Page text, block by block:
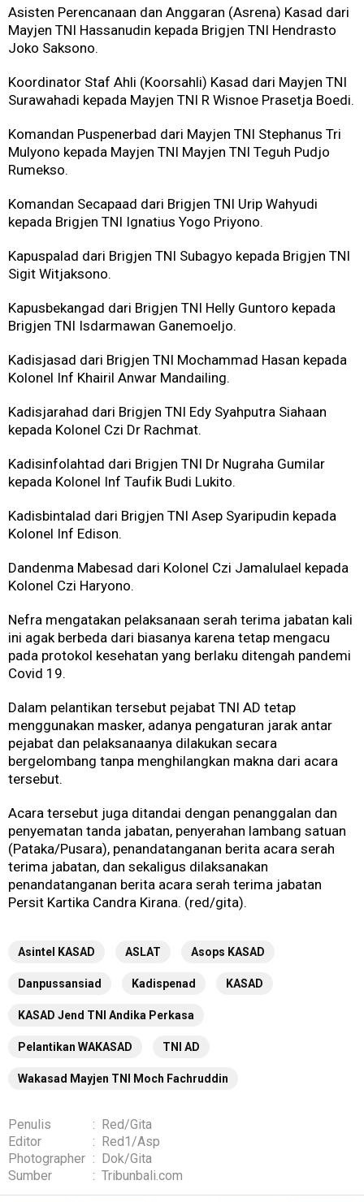
Asisten Perencanaan dan Anggaran (Asrena) Kasad dari
Mayjen TNI Hassanudin kepada Brigjen TNI Hendrasto
Joko Saksono.
Koordinator Staf Ahli (Koorsahli) Kasad dari Mayjen TNI
Surawahadi kepada Mayjen TNI R Wisnoe Prasetja Boedi.
Komandan Puspenerbad dari Mayjen TNI Stephanus Tri
Mulyono kepada Mayjen TNI Mayjen TNI Teguh Pudjo
Rumekso.
Komandan Secapaad dari Brigjen TNI Urip Wahyudi
kepada Brigjen TNI Ignatius Yogo Priyono.
Kapuspalad dari Brigjen TNI Subagyo kepada Brigjen TNI
Sigit Witjaksono.
Kapusbekangad dari Brigjen TNI Helly Guntoro kepada
Brigjen TNI Isdarmawan Ganemoeljo.
Kadisjasad dari Brigjen TNI Mochammad Hasan kepada
Kolonel Inf Khairil Anwar Mandailing.
Kadisjarahad dari Brigjen TNI Edy Syahputra Siahaan
kepada Kolonel Czi Dr Rachmat.
Kadisinfolahtad dari Brigjen TNI Dr Nugraha Gumilar
kepada Kolonel Inf Taufik Budi Lukito.
Kadisbintalad dari Brigjen TNI Asep Syaripudin kepada
Kolonel Inf Edison.
Dandenma Mabesad dari Kolonel Czi Jamalulael kepada
Kolonel Czi Haryono.
Nefra mengatakan pelaksanaan serah terima jabatan kali
ini agak berbeda dari biasanya karena tetap mengacu
pada protokol kesehatan yang berlaku ditengah pandemi
Covid 19.
Dalam pelantikan tersebut pejabat TNI AD tetap
menggunakan masker, adanya pengaturan jarak antar
pejabat dan pelaksanaanya dilakukan secara
bergelombang tanpa menghilangkan makna dari acara
tersebut.
Acara tersebut juga ditandai dengan penanggalan dan
penyematan tanda jabatan, penyerahan lambang satuan
(Pataka/Pusara), penandatanganan berita acara serah
terima jabatan, dan sekaligus dilaksanakan
penandatanganan berita acara serah terima jabatan
Persit Kartika Candra Kirana. (red/gita).
Asintel KASAD ASLAT Asops KASAD
Danpussansiad Kadispenad KASAD
KASAD Jend TNI Andika Perkasa
Pelantikan WAKASAD TNI AD
Wakasad Mayjen TNI Moch Fachruddin
Penulis : Red/Gita
Editor
: Red1/Asp
Photographer : Dok/Gita
Sumber
: Tribunbali.com